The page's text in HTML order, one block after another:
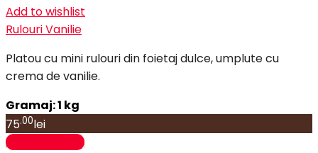
Add to wishlist
Rulouri Vanilie
Platou cu mini rulouri din foietaj dulce, umplute cu
crema de vanilie.
Gramaj: 1 kg
75.00lei
Adaugă în coș